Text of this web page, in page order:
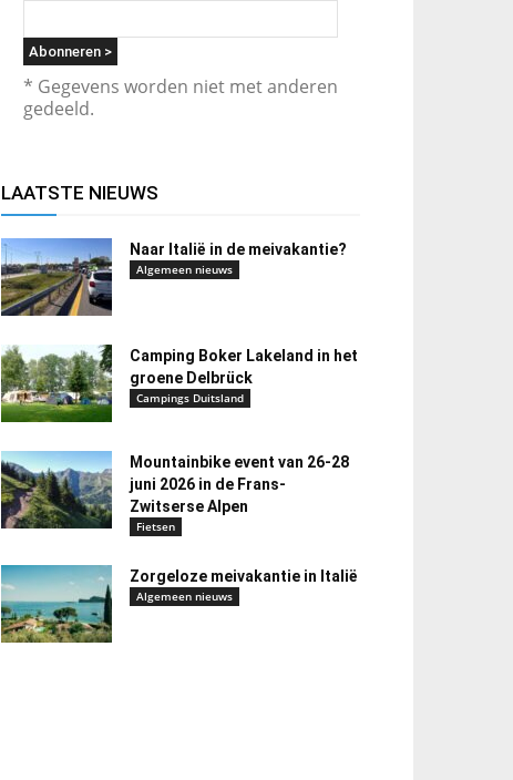
* Gegevens worden niet met anderen
gedeeld.
LAATSTE NIEUWS
Naar Italië in de meivakantie?
Algemeen nieuws
Camping Boker Lakeland in het
groene Delbrück
Campings Duitsland
Mountainbike event van 26-28
juni 2026 in de Frans-
Zwitserse Alpen
Fietsen
Zorgeloze meivakantie in Italië
Algemeen nieuws